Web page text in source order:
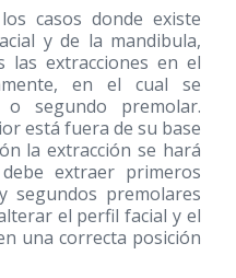
casos donde existe
y de la mandibula,
las extracciones en el
en el cual se
segundo premolar.
está fuera de su base
la extracción se hará
extraer primeros
segundos premolares
el perfil facial y el
una correcta posición